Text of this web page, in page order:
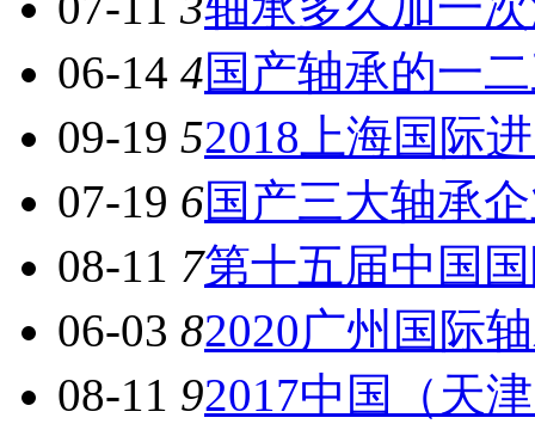
06-14 4国产轴承的一
09-19 52018上海国际
07-19 6国产三大轴承
08-11 7第十五届中国
06-03 82020广州国际
08-11 92017中国（天